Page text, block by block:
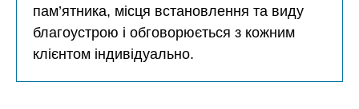
пам’ятника, місця встановлення та виду
благоустрою і обговорюється з кожним
клієнтом індивідуально.